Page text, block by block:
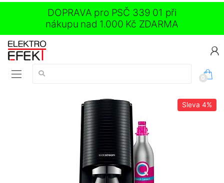
DOPRAVA pro PSČ 339 01 při
nákupu nad 1.000 Kč ZDARMA
Vyhledávání:
0
Sleva 4%